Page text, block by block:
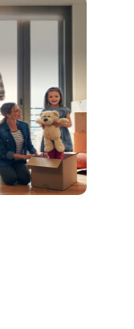
się
Invest
of Katowice.
45